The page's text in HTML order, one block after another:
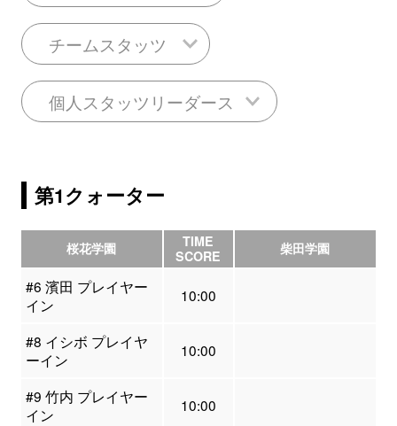
チームスタッツ
個人スタッツリーダース
第1クォーター
桜花学園
TIME
SCORE
柴田学園
#6 濱田 プレイヤー
イン
10:00
#8 イシボ プレイヤ
ーイン
10:00
#9 竹内 プレイヤー
イン
10:00